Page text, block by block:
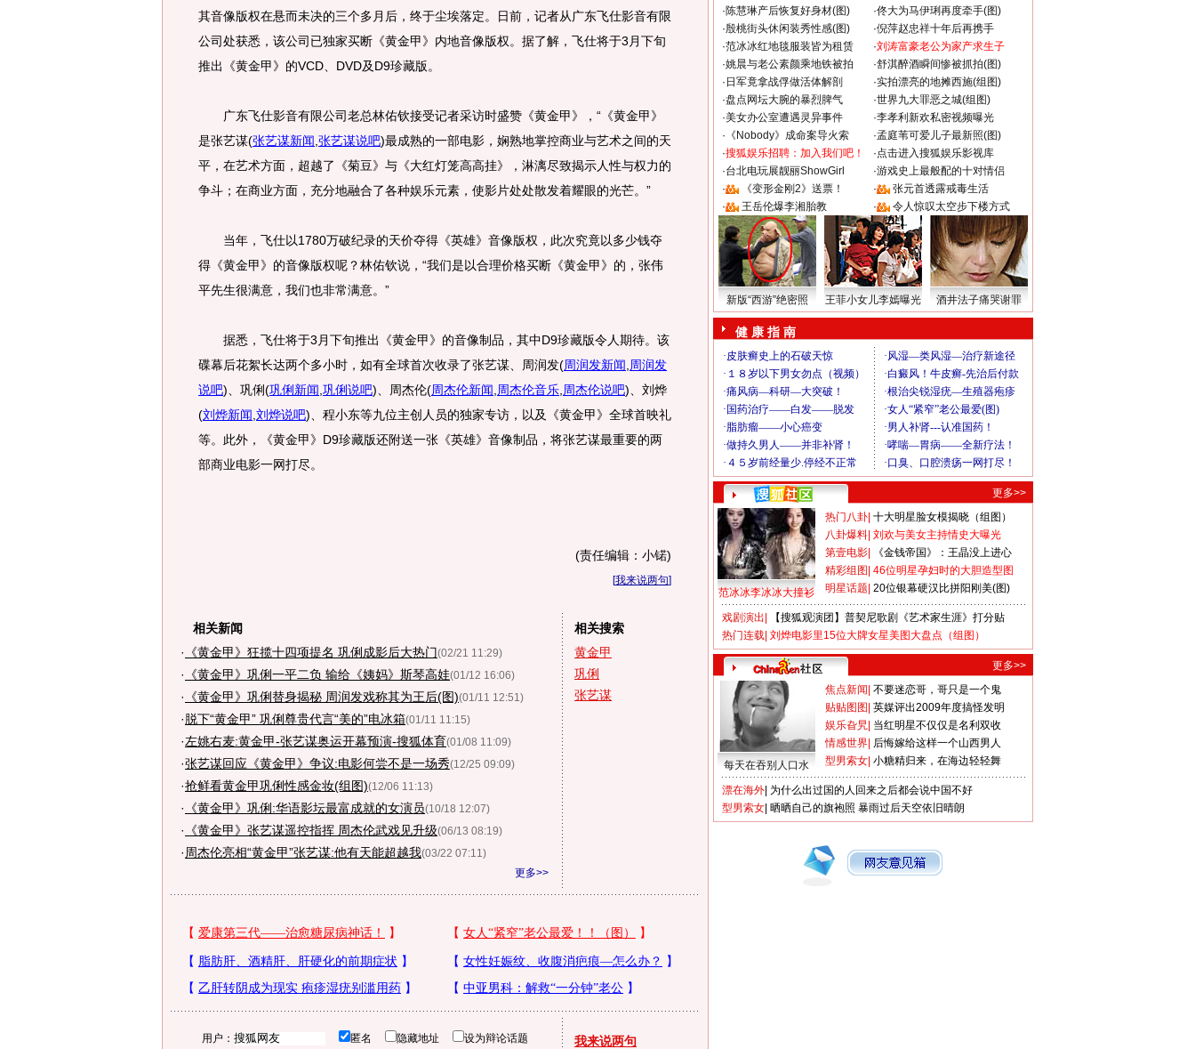
其音像版权在悬而未决的三个多月后，终于尘埃落定。日前，记者从广东飞仕影音有限
公司处获悉，该公司已独家买断《黄金甲》内地音像版权。据了解，飞仕将于3月下旬
推出《黄金甲》的VCD、DVD及D9珍藏版。
广东飞仕影音有限公司老总林佑钦接受记者采访时盛赞《黄金甲》，“《黄金甲》
是张艺谋(张艺谋新闻 张艺谋说吧)最成熟的一部电影，娴熟地掌控商业与艺术之间的天
平，在艺术方面，超越了《菊豆》与《大红灯笼高高挂》，淋漓尽致揭示人性与权力的
争斗；在商业方面，充分地融合了各种娱乐元素，使影片处处散发着耀眼的光芒。”
当年，飞仕以1780万破纪录的天价夺得《英雄》音像版权，此次究竟以多少钱夺
得《黄金甲》的音像版权呢？林佑钦说，“我们是以合理价格买断《黄金甲》的，张伟
平先生很满意，我们也非常满意。”
据悉，飞仕将于3月下旬推出《黄金甲》的音像制品，其中D9珍藏版令人期待。该
碟幕后花絮长达两个多小时，如有全球首次收录了张艺谋、周润发(周润发新闻 周润发
说吧) 、巩俐(巩俐新闻 巩俐说吧) 、周杰伦(周杰伦新闻 周杰伦音乐 周杰伦说吧) 、刘烨
(刘烨新闻 刘烨说吧) 、程小东等九位主创人员的独家专访，以及《黄金甲》全球首映礼
等。此外，《黄金甲》D9珍藏版还附送一张《英雄》音像制品，将张艺谋最重要的两
部商业电影一网打尽。
(责任编辑：小锘)
[我来说两句]
相关新闻
·
《黄金甲》狂揽十四项提名 巩俐成影后大热门(02/21 11:29)
· 《黄金甲》巩俐一平二负 输给《姨妈》斯琴高娃(01/12 16:06)
· 《黄金甲》巩俐替身揭秘 周润发戏称其为王后(图)(01/11 12:51)
·脱下“黄金甲” 巩俐尊贵代言“美的”电冰箱(01/11 11:15)
·左姚右麦:黄金甲-张艺谋奥运开幕预演-搜狐体育(01/08 11:09)
·张艺谋回应《黄金甲》争议:电影何尝不是一场秀(12/25 09:09)
·抢鲜看黄金甲巩俐性感金妆(组图)(12/06 11:13)
· 《黄金甲》巩俐:华语影坛最富成就的女演员(10/18 12:07)
· 《黄金甲》张艺谋遥控指挥 周杰伦武戏见升级(06/13 08:19)
· 周杰伦亮相“黄金甲”张艺谋:他有天能超越我(03/22 07:11)
更多>>
相关搜索
黄金甲
巩俐
张艺谋
用户： 匿名 隐藏地址 设为辩论话题 我来说两句
·陈慧琳产后恢复好身材(图) ·佟大为马伊琍再度牵手(图)
·殷桃街头休闲装秀性感(图) ·倪萍赵忠祥十年后再携手
·范冰冰红地毯服装皆为租赁 ·刘涛富豪老公为家产求生子
·姚晨与老公素颜乘地铁被拍 ·舒淇醉酒瞬间惨被抓拍(图)
· 日军竟拿战俘做活体解剖 ·实拍漂亮的地摊西施(组图)
·盘点网坛大腕的暴烈脾气 ·世界九大罪恶之城(组图)
·美女办公室遭遇灵异事件 ·李孝利新欢私密视频曝光
· 《Nobody》成命案导火索 ·孟庭苇可爱儿子最新照(图)
·搜狐娱乐招聘：加入我们吧！ ·点击进入搜狐娱乐影视库
·台北电玩展靓丽ShowGirl ·游戏史上最般配的十对情侣
·
《变形金刚2》送票！ ·
张元首透露戒毒生活
·
王岳伦爆李湘胎教 · 令人惊叹太空步下楼方式
新版“西游”绝密照 王菲小女儿李嫣曝光 酒井法子痛哭谢罪
健 康 指 南
更多>>
范冰冰李冰冰大撞衫
热门八卦 十大明星脸女模揭晓（组图）
八卦爆料 刘欢与美女主持情史大曝光
第壹电影
《金钱帝国》：王晶没上进心
精彩组图 46位明星孕妇时的大胆造型图
明星话题 20位银幕硬汉比拼阳刚美(图)
戏剧演出
【搜狐观演团】普契尼歌剧《艺术家生涯》打分贴
热门连载 刘烨电影里15位大牌女星美图大盘点（组图）
更多>>
每天在吞别人口水
焦点新闻 不要迷恋哥，哥只是一个鬼
贴贴图图 英媒评出2009年度搞怪发明
娱乐旮旯 当红明星不仅仅是名利双收
情感世界 后悔嫁给这样一个山西男人
型男索女 小糖精归来，在海边轻轻舞
漂在海外 为什么出过国的人回来之后都会说中国不好
型男索女 晒晒自己的旗袍照 暴雨过后天空依旧晴朗